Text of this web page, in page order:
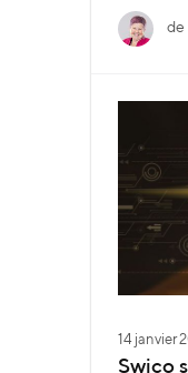
de
14 janvier
Swico